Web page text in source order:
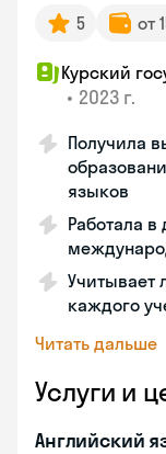
5 от
Курский
• 2023 г.
Получила
языков
Работала в
Учитывает
каждого
Читать дальше
Услуги и
Английский